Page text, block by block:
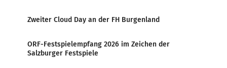
Zweiter Cloud Day an der FH Burgenland
ORF-Festspielempfang 2026 im Zeichen der
Salzburger Festspiele